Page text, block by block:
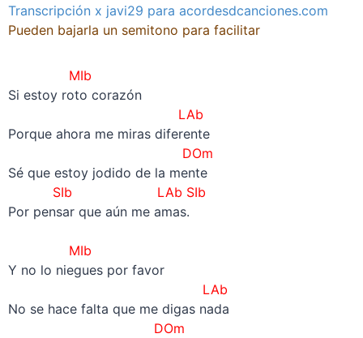
Transcripción x javi29 para acordesdcanciones.com
Pueden bajarla un semitono para facilitar
MIb
Si estoy roto corazón
LAb
Porque ahora me miras diferente
DOm
Sé que estoy jodido de la mente
SIb LAb SIb
Por pensar que aún me amas.
MIb
Y no lo niegues por favor
LAb
No se hace falta que me digas nada
DOm